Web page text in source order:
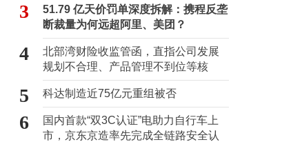
3
51.79 亿天价罚单深度拆解：携程反垄
断裁量为何远超阿里、美团？
4
北部湾财险收监管函，直指公司发展
规划不合理、产品管理不到位等核
心“痛点”
5 科达制造近75亿元重组被否
6
国内首款“双3C认证”电助力自行车上
市，京东京造率先完成全链路安全认